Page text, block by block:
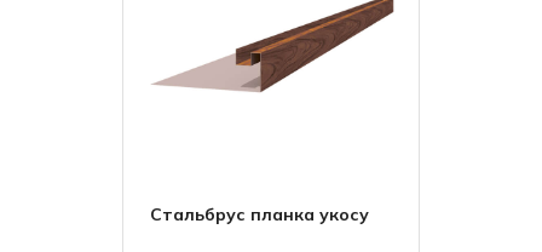
Стальбрус планка укосу